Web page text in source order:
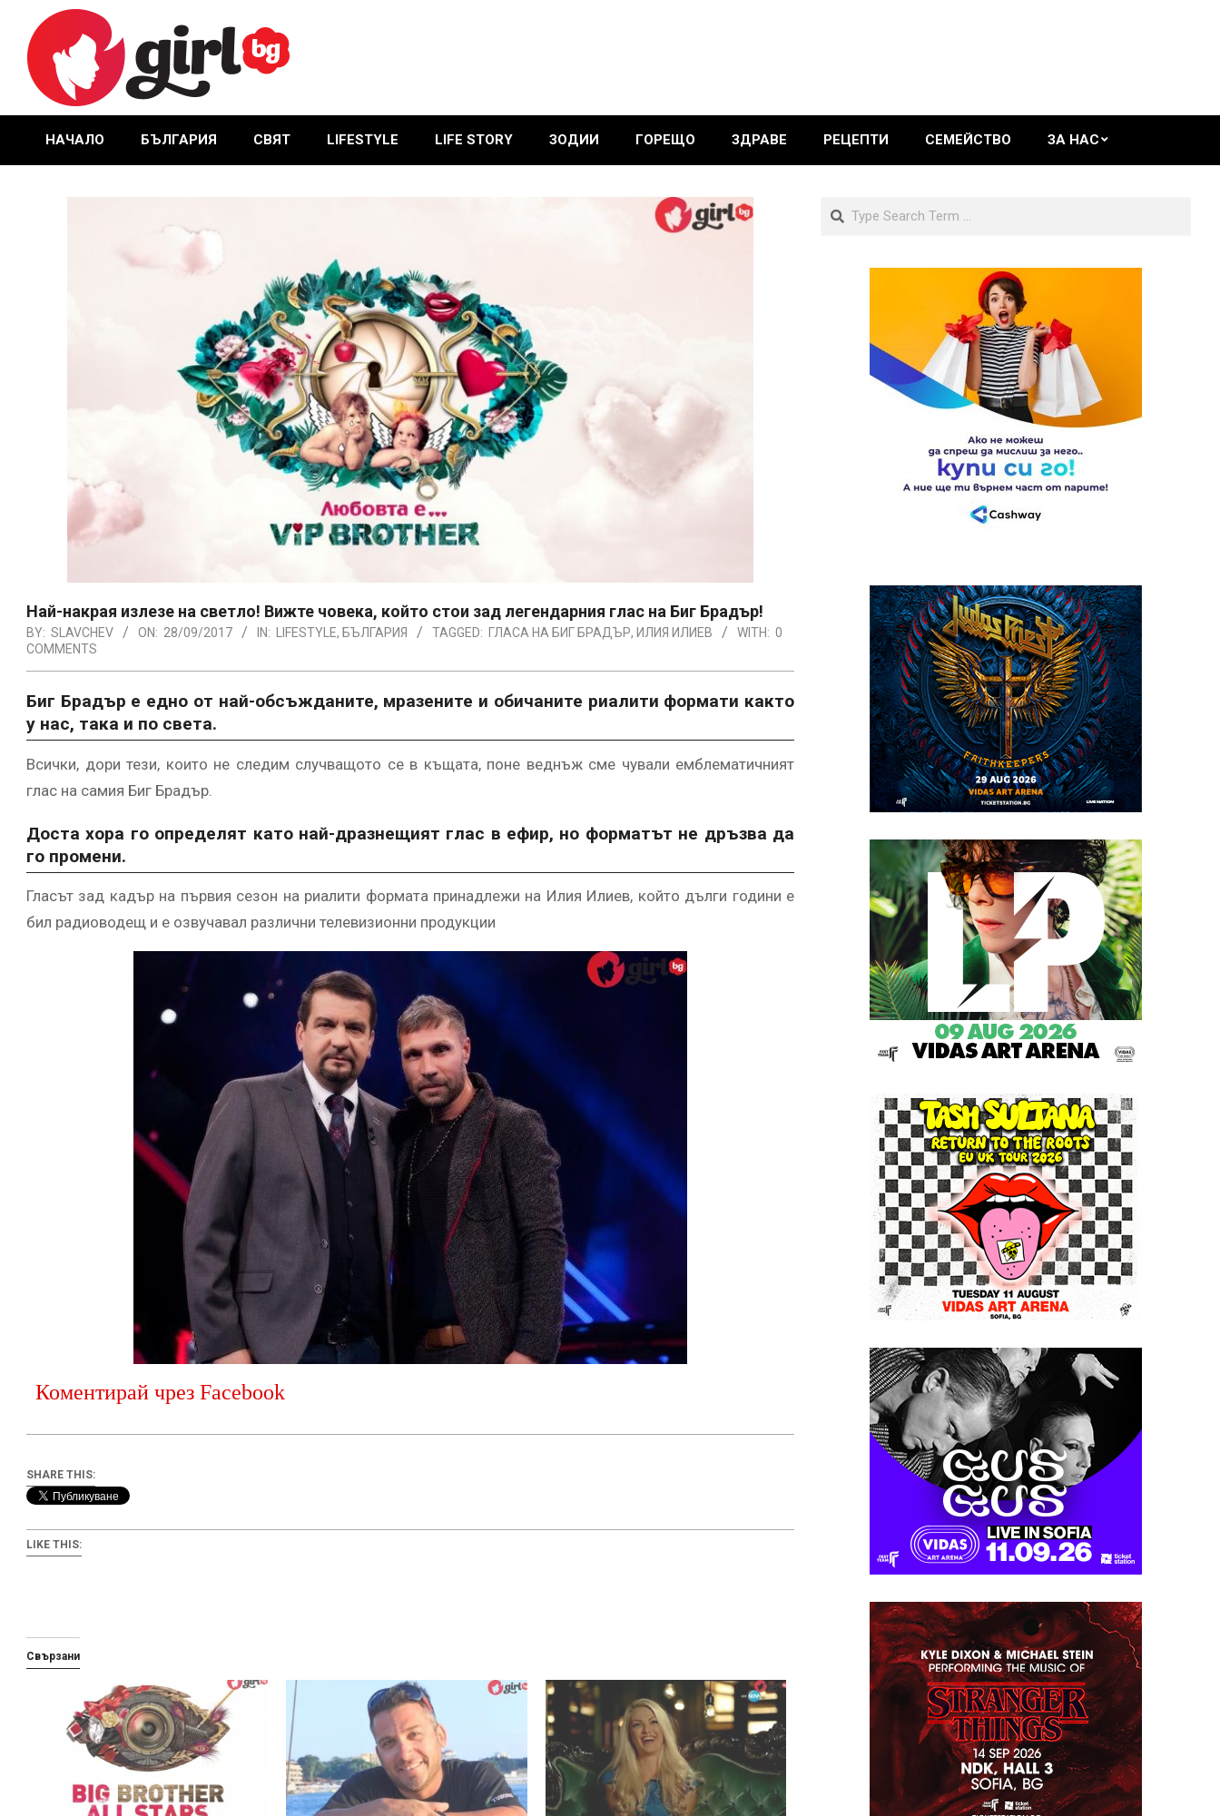
content
GIRL.BG
Primary
НАЧАЛО БЪЛГАРИЯ СВЯТ LIFESTYLE LIFE STORY ЗОДИИ ГОРЕЩО ЗДРАВЕ РЕЦЕПТИ СЕМЕЙСТВО ЗА НАС
Най-накрая излезе на светло! Вижте човека, който стои зад легендарния глас на Биг Брадър!
BY: SLAVCHEV ON: 28/09/2017 IN: LIFESTYLE, БЪЛГАРИЯ TAGGED: ГЛАСА НА БИГ БРАДЪР, ИЛИЯ ИЛИЕВ WITH: 0
COMMENTS
Биг Брадър е едно от най-обсъжданите, мразените и обичаните риалити формати както
у нас, така и по света.
Всички, дори тези, които не следим случващото се в къщата, поне веднъж сме чували емблематичният
глас на самия Биг Брадър.
Доста хора го определят като най-дразнещият глас в ефир, но форматът не дръзва да
го промени.
Гласът зад кадър на първия сезон на риалити формата принадлежи на Илия Илиев, който дълги години е
бил радиоводещ и е озвучавал различни телевизионни продукции
Коментирай чрез Facebook
SHARE THIS:
LIKE THIS:
Свързани
Search